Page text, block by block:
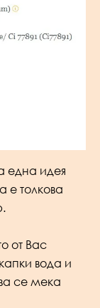
една идея
е толкова
от Вас
вода и
се мека